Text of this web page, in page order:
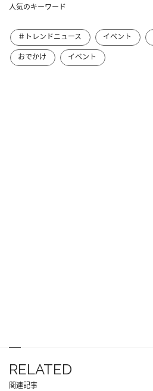
人気のキーワード
＃トレンドニュース イベント
おでかけ
イベント
RELATED
関連記事